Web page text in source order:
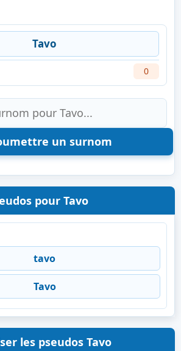
Tavo
0
pour Tavo
tavo
Tavo
les pseudos Tavo